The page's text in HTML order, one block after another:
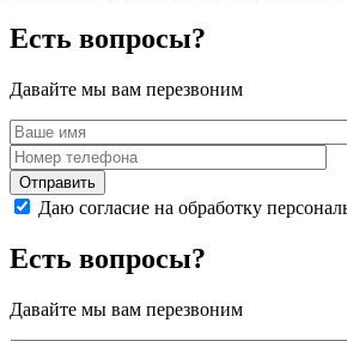
Есть вопросы?
Давайте мы вам перезвоним
Даю согласие на обработку
Есть вопросы?
Давайте мы вам перезвоним